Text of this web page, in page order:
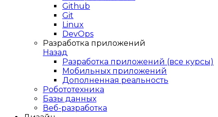
Github
Git
Linux
DevOps
Разработка приложений
Назад
Разработка приложений (все курсы)
Мобильных приложений
Дополненная реальность
Робототехника
Базы данных
Веб-разработка